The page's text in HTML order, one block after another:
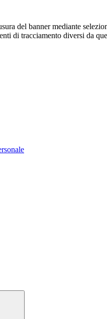
del banner mediante
di tracciamento diversi da